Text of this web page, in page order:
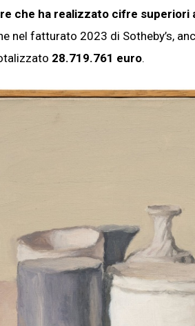
che ha realizzato cifre superiori
nel fatturato 2023 di Sotheby’s,
28.719.761 euro.